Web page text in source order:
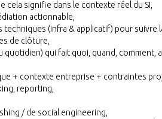
cela signifie dans le contexte réel du SI,
actionnable,
techniques (infra & applicatif) pour suivre
de clôture,
quotidien) qui fait quoi, quand, comment,
+ contexte entreprise + contraintes
reporting,
/ de social engineering,